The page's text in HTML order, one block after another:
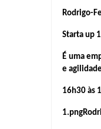
Rodrigo-
Starta up
É uma
e
16h30 às